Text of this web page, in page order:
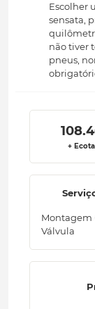
Escolher
sensata,
não tiver
pneus,
+
Montagem
Válvula